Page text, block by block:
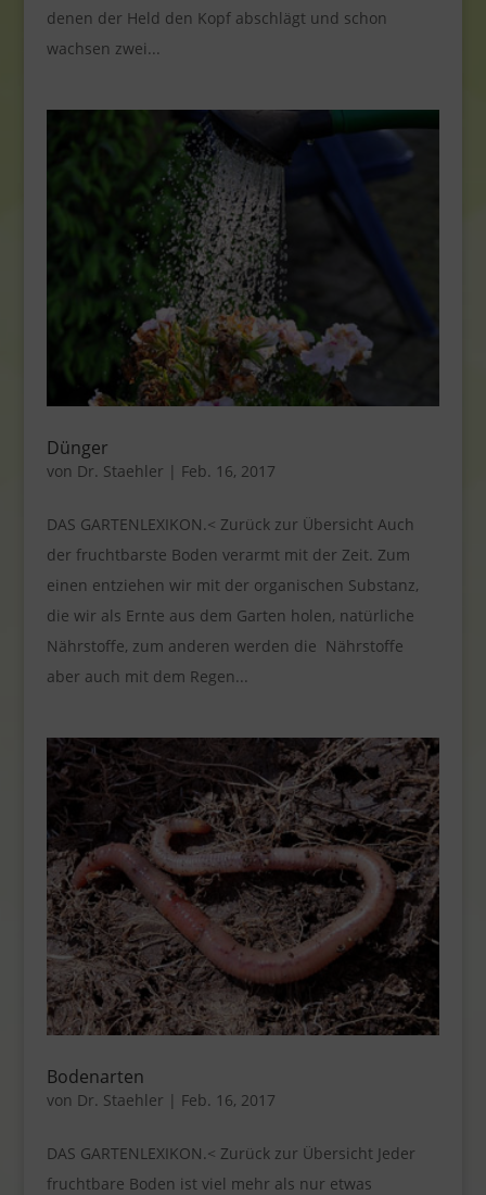
denen der Held den Kopf abschlägt und schon
wachsen zwei...
Dünger
von Dr. Staehler | Feb. 16, 2017
DAS GARTENLEXIKON.< Zurück zur Übersicht Auch
der fruchtbarste Boden verarmt mit der Zeit. Zum
einen entziehen wir mit der organischen Substanz,
die wir als Ernte aus dem Garten holen, natürliche
Nährstoffe, zum anderen werden die Nährstoffe
aber auch mit dem Regen...
Bodenarten
von Dr. Staehler | Feb. 16, 2017
DAS GARTENLEXIKON.< Zurück zur Übersicht Jeder
fruchtbare Boden ist viel mehr als nur etwas